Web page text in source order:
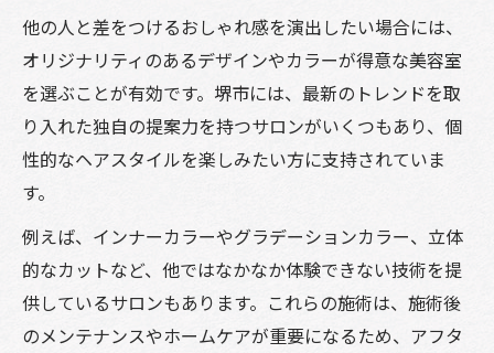
他の人と差をつけるおしゃれ感を演出したい場合には、
オリジナリティのあるデザインやカラーが得意な美容室
を選ぶことが有効です。堺市には、最新のトレンドを取
り入れた独自の提案力を持つサロンがいくつもあり、個
性的なヘアスタイルを楽しみたい方に支持されていま
す。
例えば、インナーカラーやグラデーションカラー、立体
的なカットなど、他ではなかなか体験できない技術を提
供しているサロンもあります。これらの施術は、施術後
のメンテナンスやホームケアが重要になるため、アフタ